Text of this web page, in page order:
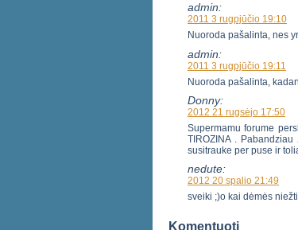
admin:
2011 3 rugpjūčio 19:10
Nuoroda pašalinta, nes
admin:
2011 3 rugpjūčio 19:11
Nuoroda pašalinta,
Donny:
2012 21 rugsėjo 17:50
Supermamu forume
TIROZINA .
susitrauke per puse ir
nedute:
2012 20 spalio 21:49
sveiki ;)o kai dėmės
Komentuoti